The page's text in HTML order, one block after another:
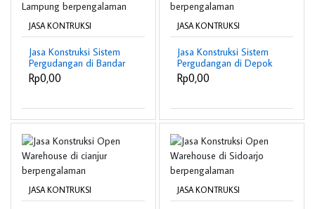
JASA KONTRUKSI
Jasa Konstruksi Sistem
Pergudangan di Bandar
Lampung
berpengalaman
Rp0,00
JASA KONTRUKSI
Jasa Konstruksi Sistem
Pergudangan di Depok
berpengalaman
Rp0,00
JASA KONTRUKSI JASA KONTRUKSI